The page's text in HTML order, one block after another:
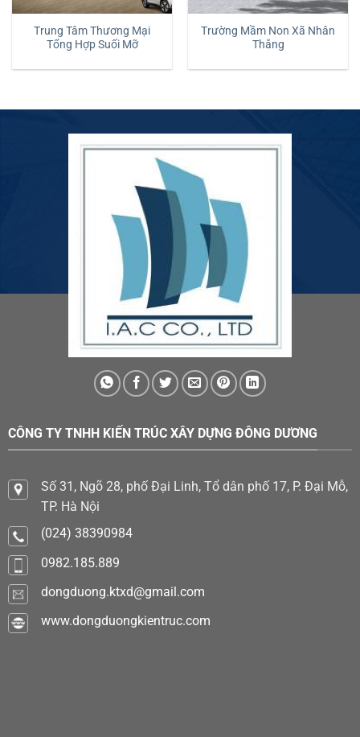
Trung Tâm Thương Mại
Tổng Hợp Suối Mỡ
Trường Mầm Non Xã Nhân
Thắng
CÔNG TY TNHH KIẾN TRÚC XÂY DỰNG ĐÔNG DƯƠNG
Số 31, Ngõ 28, phố Đại Linh, Tổ dân phố 17, P. Đại Mỗ,
TP. Hà Nội
(024) 38390984
0982.185.889
dongduong.ktxd@gmail.com
www.dongduongkientruc.com